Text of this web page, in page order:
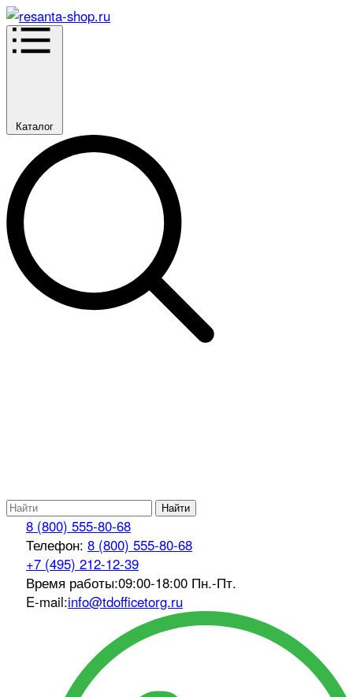
Каталог
Найти
8 (800) 555-80-68
Телефон: 8 (800) 555-80-68
+7 (495) 212-12-39
Время работы:09:00-18:00 Пн.-Пт.
E-mail:info@tdofficetorg.ru